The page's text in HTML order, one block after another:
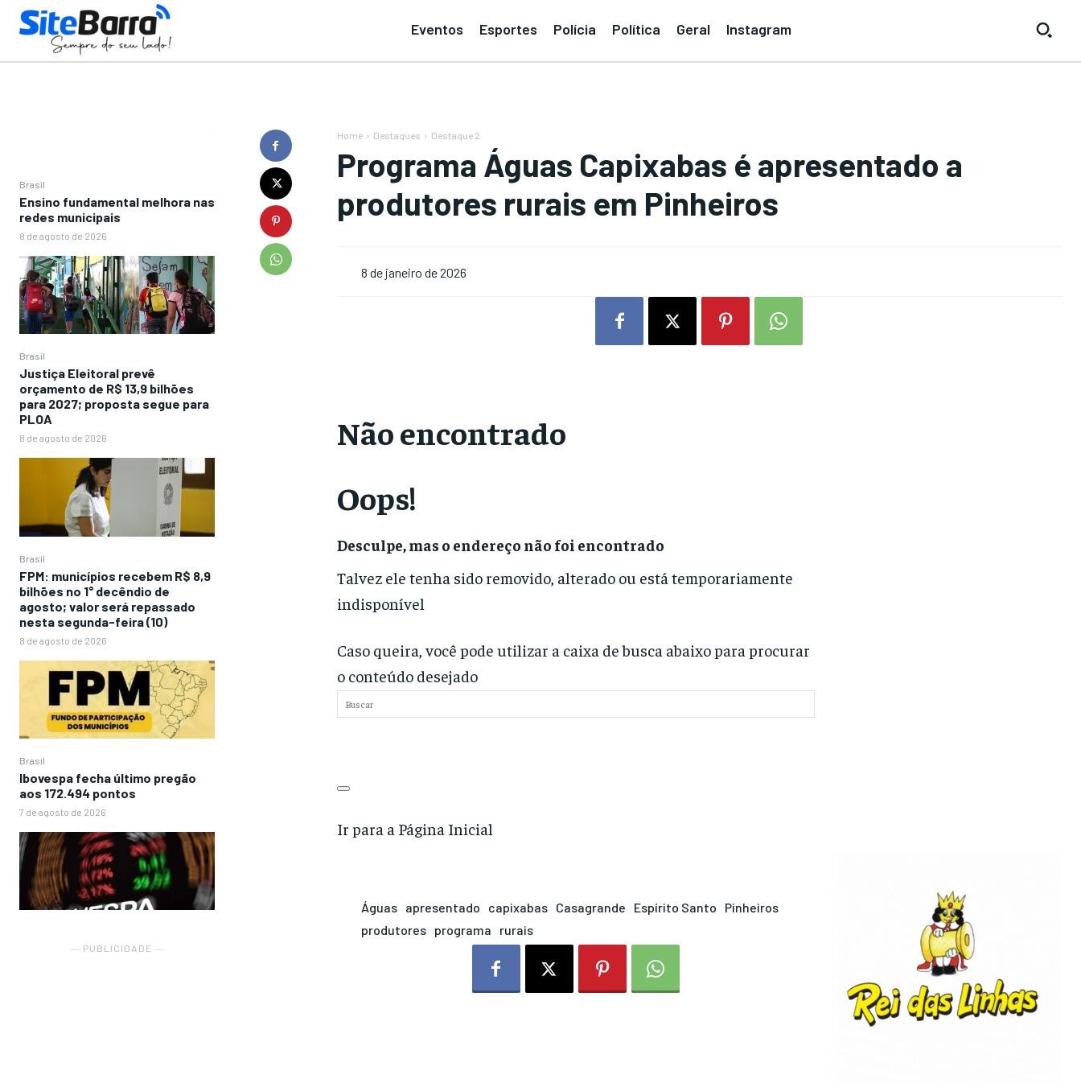
Eventos Esportes Polícia Política Geral Instagram
Brasil
Ensino fundamental melhora nas
redes municipais
8 de agosto de 2026
Brasil
Justiça Eleitoral prevê
orçamento de R$ 13,9 bilhões
para 2027; proposta segue para
PLOA
8 de agosto de 2026
Brasil
FPM: municípios recebem R$ 8,9
bilhões no 1° decêndio de
agosto; valor será repassado
nesta segunda-feira (10)
8 de agosto de 2026
Brasil
Ibovespa fecha último pregão
aos 172.494 pontos
7 de agosto de 2026
― PUBLICIDADE ―
Home Destaques Destaque 2
Programa Águas Capixabas é apresentado a
produtores rurais em Pinheiros
8 de janeiro de 2026
Não encontrado
Oops!
Desculpe, mas o endereço não foi encontrado
Talvez ele tenha sido removido, alterado ou está temporariamente
indisponível
Caso queira, você pode utilizar a caixa de busca abaixo para procurar
o conteúdo desejado
Ir para a Página Inicial
Águas apresentado capixabas Casagrande Espírito Santo
Pinheiros
produtores programa rurais